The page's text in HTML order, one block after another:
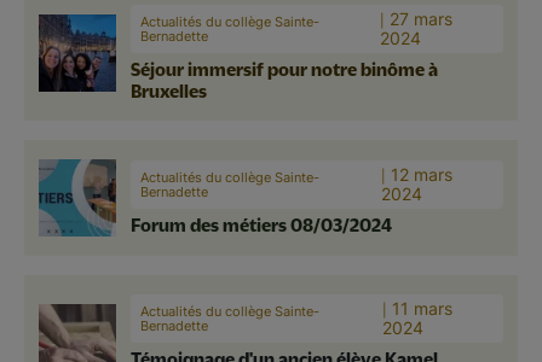
Actualités du collège Sainte-
Bernadette
27 mars
2024
Séjour immersif pour notre binôme à
Bruxelles
Actualités du collège Sainte-
Bernadette
12 mars
2024
Forum des métiers 08/03/2024
Actualités du collège Sainte-
Bernadette
11 mars
2024
Témoignage d'un ancien élève Kamel